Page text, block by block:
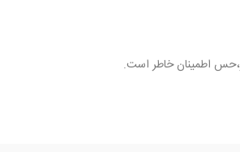
اطمینان خاطر است.